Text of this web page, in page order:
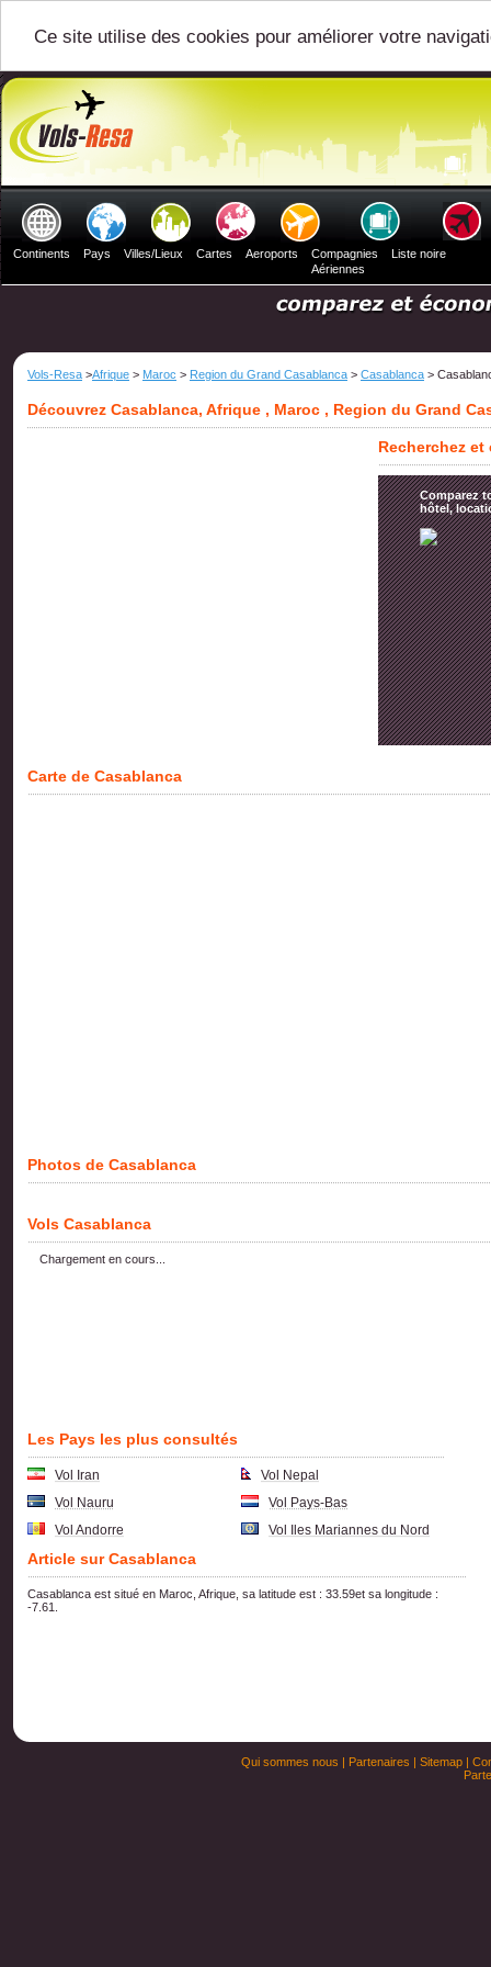
Ce site utilise des cookies pour améliorer votre
Continents Pays Villes/Lieux Cartes Aeroports
Compagnies
Aériennes
Liste noire
Vols-Resa >Afrique > Maroc > Region du Grand Casablanca > Casablanca >
Découvrez Casablanca, Afrique , Maroc , Region du Grand
Recherchez
Comparez
hôtel,
Carte de Casablanca
Photos de Casablanca
Vols Casablanca
Chargement en cours...
Les Pays les plus consultés
Vol Iran
Vol Nepal
Vol Nauru
Vol Pays-Bas
Vol Andorre
Vol Iles Mariannes du Nord
Article sur Casablanca
Casablanca est situé en Maroc, Afrique, sa latitude est : 33.59et sa longitude :
-7.61.
Qui sommes nous | Partenaires | Sitemap|